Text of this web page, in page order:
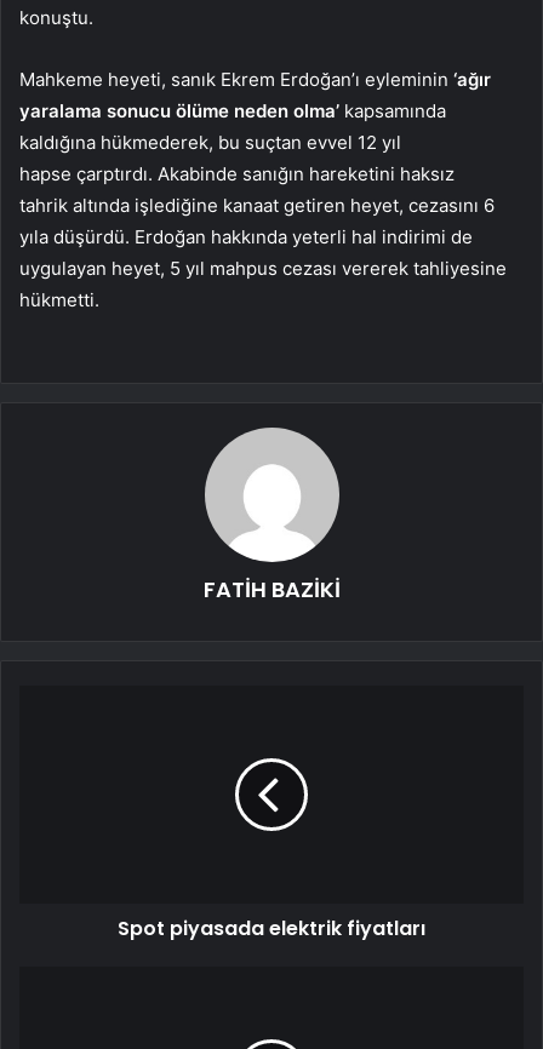
konuştu.
Mahkeme heyeti, sanık Ekrem Erdoğan’ı eyleminin ‘ağır
yaralama sonucu ölüme neden olma’ kapsamında
kaldığına hükmederek, bu suçtan evvel 12 yıl
hapse çarptırdı. Akabinde sanığın hareketini haksız
tahrik altında işlediğine kanaat getiren heyet, cezasını 6
yıla düşürdü. Erdoğan hakkında yeterli hal indirimi de
uygulayan heyet, 5 yıl mahpus cezası vererek tahliyesine
hükmetti.
FATİH BAZİKİ
Spot piyasada elektrik fiyatları